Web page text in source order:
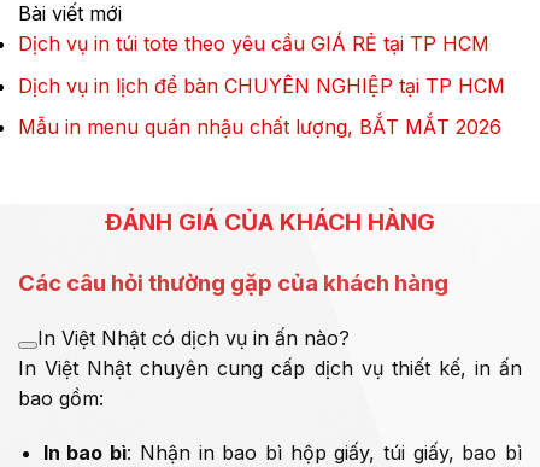
Bài viết mới
Dịch vụ in túi tote theo yêu cầu GIÁ RẺ tại TP HCM
Dịch vụ in lịch để bàn CHUYÊN NGHIỆP tại TP HCM
Mẫu in menu quán nhậu chất lượng, BẮT MẮT 2026
ĐÁNH GIÁ CỦA KHÁCH HÀNG
Các câu hỏi thường gặp của khách hàng
In Việt Nhật có dịch vụ in ấn nào?
In Việt Nhật chuyên cung cấp dịch vụ thiết kế, in ấn
bao gồm:
In bao bì: Nhận in bao bì hộp giấy, túi giấy, bao bì